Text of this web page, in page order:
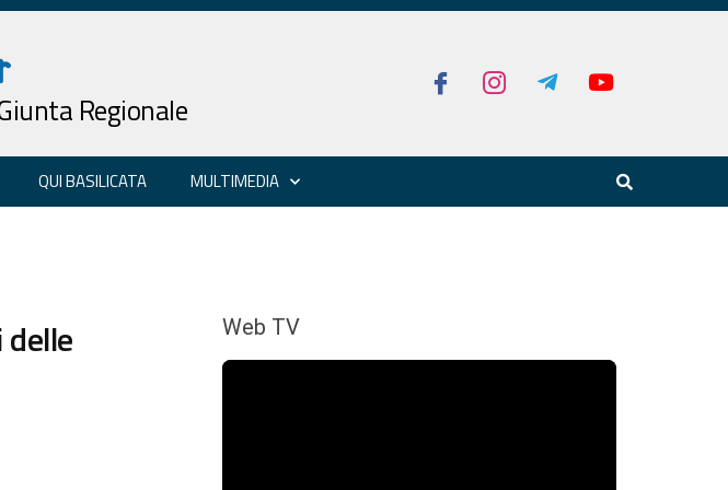
Regionale
QUI BASILICATA MULTIMEDIA
Web TV